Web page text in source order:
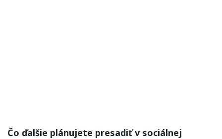
Čo ďalšie plánujete presadiť v sociálnej